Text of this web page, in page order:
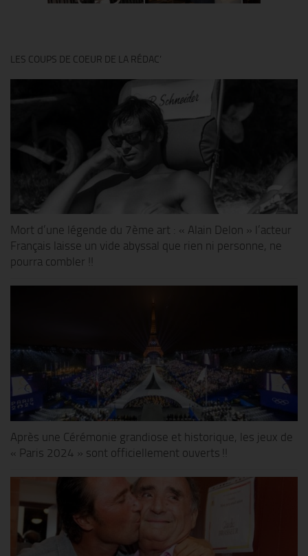
LES COUPS DE COEUR DE LA RÉDAC’
Mort d’une légende du 7ème art : « Alain Delon » l’acteur
Français laisse un vide abyssal que rien ni personne, ne
pourra combler !!
Après une Cérémonie grandiose et historique, les jeux de
« Paris 2024 » sont officiellement ouverts !!